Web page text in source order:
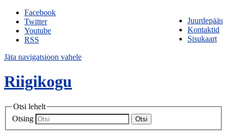
Juurdepääs
Kontaktid
Sisukaart
Facebook
Twitter
Youtube
RSS
Jäta navigatsioon vahele
Riigikogu
Otsi lehelt
Otsing
Otsi